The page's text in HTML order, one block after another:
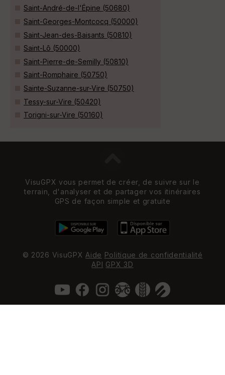
Saint-André-de-l'Épine (50680)
Saint-Georges-Montcocq (50000)
Saint-Jean-des-Baisants (50810)
Saint-Lô (50000)
Saint-Pierre-de-Semilly (50810)
Saint-Romphaire (50750)
Sainte-Suzanne-sur-Vire (50750)
Tessy-sur-Vire (50420)
Torigni-sur-Vire (50160)
VisuGPX vous permet de créer, de suivre sur le
terrain, d'analyser et de partager vos itinéraires
GPS de façon simple et gratuite
© 2026 VisuGPX Aide Politique de confidentialité
API GPX 3D